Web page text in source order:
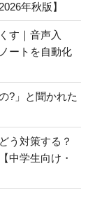
年秋版】
す｜音声入
ートを自動化
?」と聞かれた
う対策する？
中学生向け・